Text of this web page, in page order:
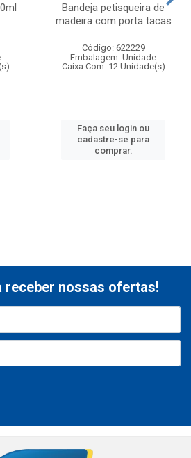
Bandeja petisqueira de
madeira com porta tacas
Código: 622229
Embalagem: Unidade
Caixa Com: 12 Unidade(s)
Faça seu login ou
cadastre-se para
comprar.
receber nossas ofertas!